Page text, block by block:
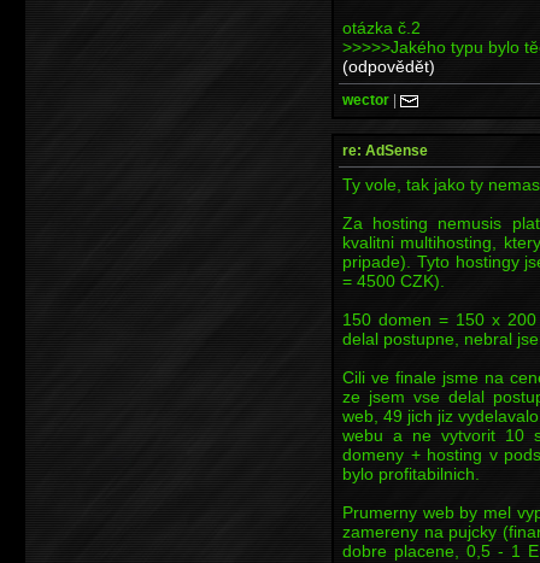
otázka č.2
>>>>>Jakého typu bylo
(odpovědět)
wector |
re: AdSense
Ty vole, tak jako ty
Za hosting nemusis
kvalitni multihosting,
pripade). Tyto hostingy
= 4500 CZK).
150 domen = 150 x
delal postupne, nebral
Cili ve finale jsme na
ze jsem vse delal
web, 49 jich jiz
webu a ne vytvorit 10
domeny + hosting v
bylo profitabilnich.
Prumerny web by mel
zamereny na pujcky
dobre placene, 0,5 - 1